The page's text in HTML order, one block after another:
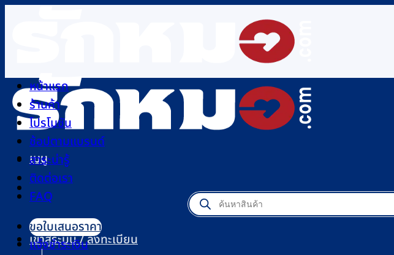
เมนู
Products
search
เข้าสู่ระบบ / ลงทะเบียน
หน้าแรก
ร้านค้า
โปรโมชัน
ช้อปตามแบรนด์
สาระน่ารู้
ติดต่อเรา
FAQ
ขอใบเสนอราคา
แจ้งชำระเงิน